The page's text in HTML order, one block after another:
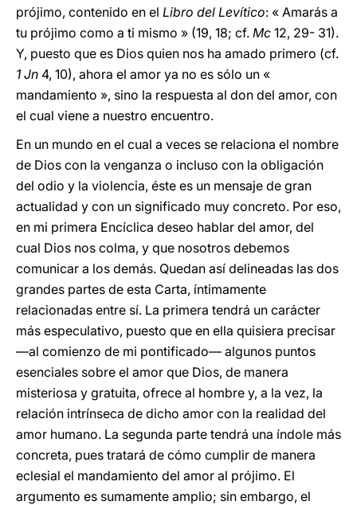
prójimo, contenido en el Libro del Levítico: « Amarás a
tu prójimo como a ti mismo » (19, 18; cf. Mc 12, 29- 31).
Y, puesto que es Dios quien nos ha amado primero (cf.
1 Jn 4, 10), ahora el amor ya no es sólo un «
mandamiento », sino la respuesta al don del amor, con
el cual viene a nuestro encuentro.
En un mundo en el cual a veces se relaciona el nombre
de Dios con la venganza o incluso con la obligación
del odio y la violencia, éste es un mensaje de gran
actualidad y con un significado muy concreto. Por eso,
en mi primera Encíclica deseo hablar del amor, del
cual Dios nos colma, y que nosotros debemos
comunicar a los demás. Quedan así delineadas las dos
grandes partes de esta Carta, íntimamente
relacionadas entre sí. La primera tendrá un carácter
más especulativo, puesto que en ella quisiera precisar
—al comienzo de mi pontificado— algunos puntos
esenciales sobre el amor que Dios, de manera
misteriosa y gratuita, ofrece al hombre y, a la vez, la
relación intrínseca de dicho amor con la realidad del
amor humano. La segunda parte tendrá una índole más
concreta, pues tratará de cómo cumplir de manera
eclesial el mandamiento del amor al prójimo. El
argumento es sumamente amplio; sin embargo, el